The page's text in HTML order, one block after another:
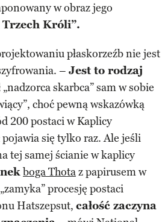
w obraz jego
Trzech Króli”.
płaskorzeźb nie jest
– Jest to rodzaj
„nadzorca skarbca” sam w sobie
choć pewną wskazówką
200 postaci w Kaplicy
się tylko raz. Ale jeśli
tej samej ścianie w kaplicy
boga Thotaz papirusem w
procesję postaci
Hatszepsut, całość zaczyna